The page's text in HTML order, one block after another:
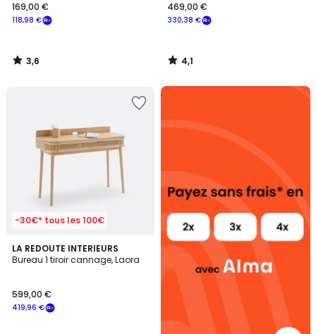
118,98 €
169,00 €
3,6
/
330,38 €
469,00 €
4,1
/
-30€* tous les 100€
LA REDOUTE INTERIEURS
Bureau 1 tiroir cannage, Laora
419,96 €
599,00 €
4,1
/ 5
Alma
sans